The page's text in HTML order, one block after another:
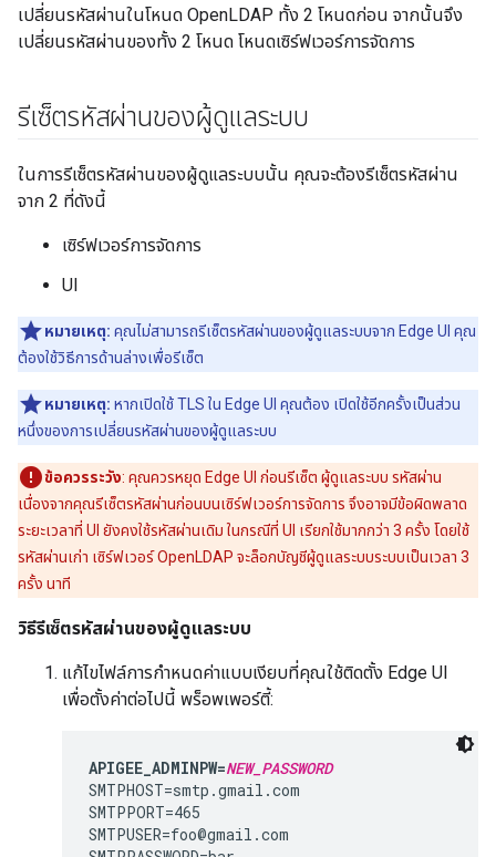
เปลี่ยนรหัสผ่านในโหนด OpenLDAP ทั้ง 2 โหนดก่อน จากนั้นจึง
เปลี่ยนรหัสผ่านของทั้ง 2 โหนด โหนดเซิร์ฟเวอร์การจัดการ
รีเซ็ตรหัสผ่านของผู้ดูแลระบบ
ในการรีเซ็ตรหัสผ่านของผู้ดูแลระบบนั้น คุณจะต้องรีเซ็ตรหัสผ่าน
จาก 2 ที่ดังนี้
เซิร์ฟเวอร์การจัดการ
UI
หมายเหตุ: คุณไม่สามารถรีเซ็ตรหัสผ่านของผู้ดูแลระบบจาก Edge UI คุณ
ต้องใช้วิธีการด้านล่างเพื่อรีเซ็ต
หมายเหตุ: หากเปิดใช้ TLS ใน Edge UI คุณต้อง เปิดใช้อีกครั้งเป็นส่วน
หนึ่งของการเปลี่ยนรหัสผ่านของผู้ดูแลระบบ
ข้อควรระวัง: คุณควรหยุด Edge UI ก่อนรีเซ็ต ผู้ดูแลระบบ รหัสผ่าน
เนื่องจากคุณรีเซ็ตรหัสผ่านก่อนบนเซิร์ฟเวอร์การจัดการ จึงอาจมีข้อผิดพลาด
ระยะเวลาที่ UI ยังคงใช้รหัสผ่านเดิม ในกรณีที่ UI เรียกใช้มากกว่า 3 ครั้ง โดยใช้
รหัสผ่านเก่า เซิร์ฟเวอร์ OpenLDAP จะล็อกบัญชีผู้ดูแลระบบระบบเป็นเวลา 3
ครั้ง นาที
วิธีรีเซ็ตรหัสผ่านของผู้ดูแลระบบ
แก้ไขไฟล์การกำหนดค่าแบบเงียบที่คุณใช้ติดตั้ง Edge UI
เพื่อตั้งค่าต่อไปนี้ พร็อพเพอร์ตี้:
APIGEE_ADMINPW=NEW_PASSWORD
SMTPHOST=smtp.gmail.com
SMTPPORT=465
SMTPUSER=foo@gmail.com